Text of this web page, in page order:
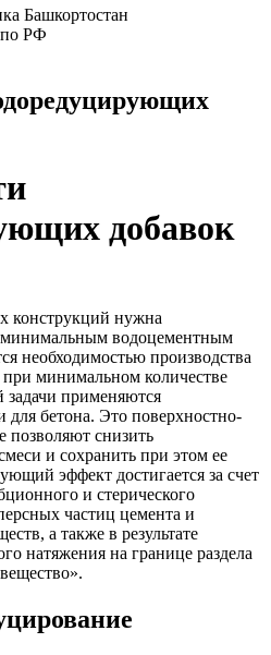
Башкортостан
по РФ
добавок
конструкций нужна
минимальным водоцементным
необходимостью производства
минимальном количестве
задачи применяются
бетона. Это поверхностно-
позволяют снизить
и сохранить при этом ее
эффект достигается за счет
и стерического
частиц цемента и
а также в результате
натяжения на границе раздела